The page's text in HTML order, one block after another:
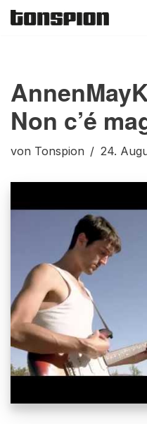
Non c’é
von Tonspion 24.